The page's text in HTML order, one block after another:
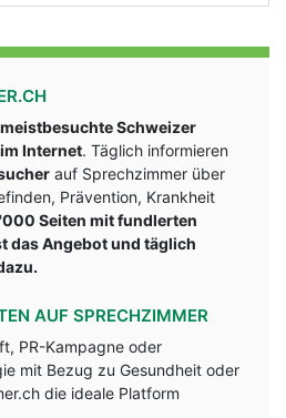
Schweizer
Internet. Täglich informieren
auf Sprechzimmer über
Prävention, Krankheit
Seiten mit fundlerten
das Angebot und täglich
AUF SPRECHZIMMER
PR-Kampagne oder
mit Bezug zu Gesundheit oder
die ideale Platform